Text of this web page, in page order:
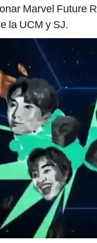
Marvel Future
la UCM y SJ.